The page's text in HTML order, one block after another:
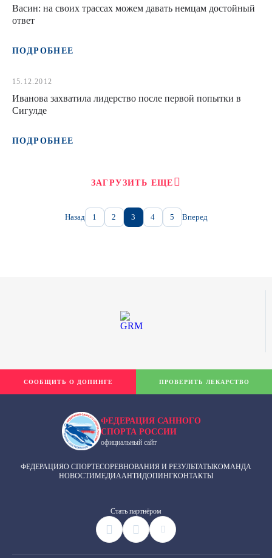
Васин: на своих трассах можем давать немцам достойный
ответ
ПОДРОБНЕЕ
15.12.2012
Иванова захватила лидерство после первой попытки в
Сигулде
ПОДРОБНЕЕ
ЗАГРУЗИТЬ ЕЩЕ
Назад 1 2 3 4 5 Вперед
ФЕДЕРАЦИЯ САННОГО
СПОРТА РОССИИ
официальный сайт
ФЕДЕРАЦИЯО СПОРТЕСОРЕВНОВАНИЯ И РЕЗУЛЬТАТЫКОМАНДА
НОВОСТИМЕДИААНТИДОПИНГКОНТАКТЫ
Cтать партнёром
СООБЩИТЬ О ДОПИНГЕ ПРОВЕРИТЬ ЛЕКАРСТВО